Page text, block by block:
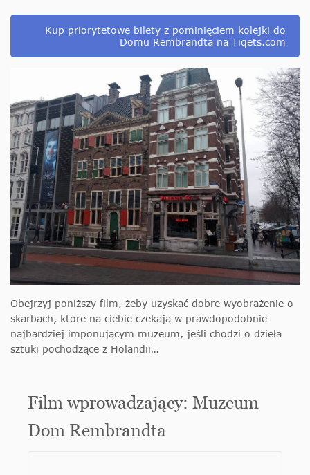
Kup priorytetowe bilety z pominięciem kolejki do
Domu Rembrandta na Tiqets.com
Obejrzyj poniższy film, żeby uzyskać dobre wyobrażenie o
skarbach, które na ciebie czekają w prawdopodobnie
najbardziej imponującym muzeum, jeśli chodzi o dzieła
sztuki pochodzące z Holandii…
Film wprowadzający: Muzeum
Dom Rembrandta